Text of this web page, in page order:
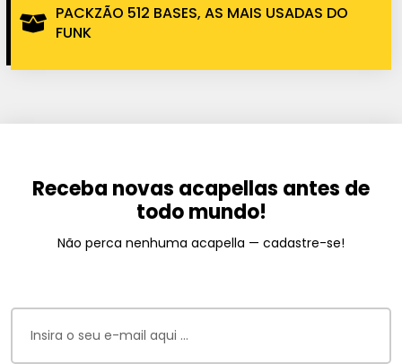
PACKZÃO 512 BASES, AS MAIS USADAS DO
FUNK
Receba novas acapellas antes de
todo mundo!
Não perca nenhuma acapella — cadastre-se!